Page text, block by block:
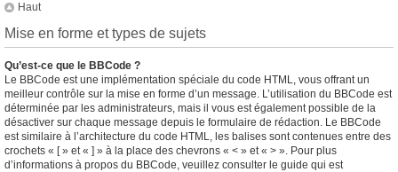
Haut
Mise en forme et types de sujets
Qu’est-ce que le BBCode ?
Le BBCode est une implémentation spéciale du code HTML, vous offrant un
meilleur contrôle sur la mise en forme d’un message. L’utilisation du BBCode est
déterminée par les administrateurs, mais il vous est également possible de la
désactiver sur chaque message depuis le formulaire de rédaction. Le BBCode
est similaire à l’architecture du code HTML, les balises sont contenues entre des
crochets « [ » et « ] » à la place des chevrons « < » et « > ». Pour plus
d’informations à propos du BBCode, veuillez consulter le guide qui est